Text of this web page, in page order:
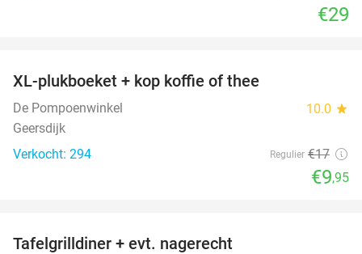
€29
XL-plukboeket + kop koffie of thee
De Pompoenwinkel 10.0 star
Geersdijk
Verkocht: 294
Regulier €17
€9,95
Tafelgrilldiner + evt. nagerecht